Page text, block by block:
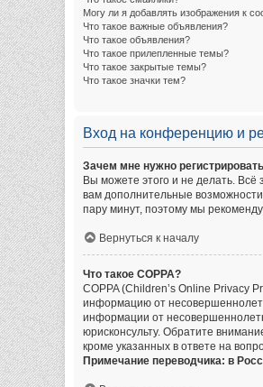
Могу ли я добавлять изображения к
Что такое важные объявления?
Что такое объявления?
Что такое прилепленные темы?
Что такое закрытые темы?
Что такое значки тем?
Вход на конференцию и
Зачем мне нужно
Вы можете этого и не делать.
вам дополнительные
пару минут, поэтому мы
Вернуться к началу
Что такое COPPA?
COPPA (Children’s Online Privacy
информацию от
информации от
юрисконсульту. Обратите
кроме указанных в ответе на
Примечание переводчика: в